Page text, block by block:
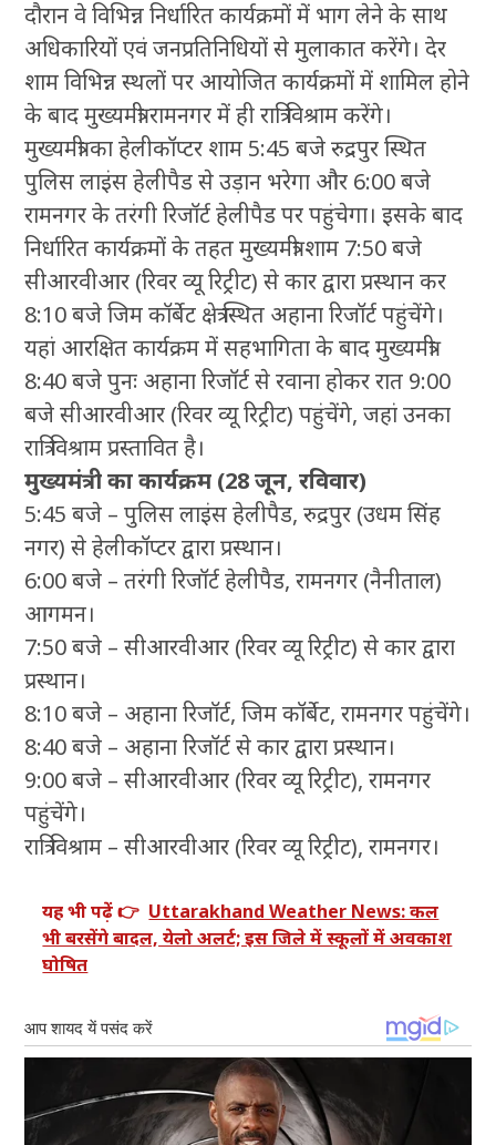
दौरान वे विभिन्न निर्धारित कार्यक्रमों में भाग लेने के साथ
अधिकारियों एवं जनप्रतिनिधियों से मुलाकात करेंगे। देर
शाम विभिन्न स्थलों पर आयोजित कार्यक्रमों में शामिल होने
के बाद मुख्यमंत्री रामनगर में ही रात्रि विश्राम करेंगे।
मुख्यमंत्री का हेलीकॉप्टर शाम 5:45 बजे रुद्रपुर स्थित
पुलिस लाइंस हेलीपैड से उड़ान भरेगा और 6:00 बजे
रामनगर के तरंगी रिजॉर्ट हेलीपैड पर पहुंचेगा। इसके बाद
निर्धारित कार्यक्रमों के तहत मुख्यमंत्री शाम 7:50 बजे
सीआरवीआर (रिवर व्यू रिट्रीट) से कार द्वारा प्रस्थान कर
8:10 बजे जिम कॉर्बेट क्षेत्र स्थित अहाना रिजॉर्ट पहुंचेंगे।
यहां आरक्षित कार्यक्रम में सहभागिता के बाद मुख्यमंत्री
8:40 बजे पुनः अहाना रिजॉर्ट से रवाना होकर रात 9:00
बजे सीआरवीआर (रिवर व्यू रिट्रीट) पहुंचेंगे, जहां उनका
रात्रि विश्राम प्रस्तावित है।
मुख्यमंत्री का कार्यक्रम (28 जून, रविवार)
5:45 बजे – पुलिस लाइंस हेलीपैड, रुद्रपुर (उधम सिंह
नगर) से हेलीकॉप्टर द्वारा प्रस्थान।
6:00 बजे – तरंगी रिजॉर्ट हेलीपैड, रामनगर (नैनीताल)
आगमन।
7:50 बजे – सीआरवीआर (रिवर व्यू रिट्रीट) से कार द्वारा
प्रस्थान।
8:10 बजे – अहाना रिजॉर्ट, जिम कॉर्बेट, रामनगर पहुंचेंगे।
8:40 बजे – अहाना रिजॉर्ट से कार द्वारा प्रस्थान।
9:00 बजे – सीआरवीआर (रिवर व्यू रिट्रीट), रामनगर
पहुंचेंगे।
रात्रि विश्राम – सीआरवीआर (रिवर व्यू रिट्रीट), रामनगर।
यह भी पढ़ें 👉 Uttarakhand Weather News: कल
भी बरसेंगे बादल, येलो अलर्ट; इस जिले में स्कूलों में अवकाश
घोषित